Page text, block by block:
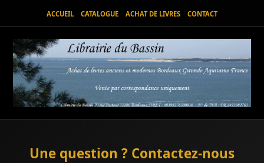
ACCUEIL CATALOGUE ACHAT DE LIVRES CONTACT
Une question ? Contactez-nous